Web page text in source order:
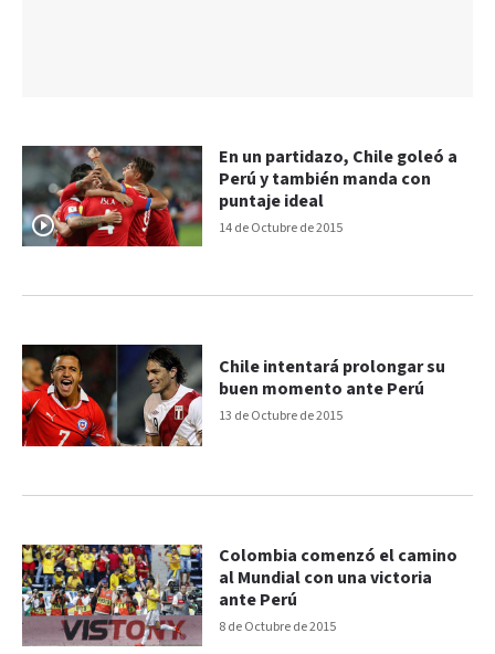
14 de Octubre de 2015
En un partidazo, Chile goleó a
Perú y también manda con
puntaje ideal
13 de Octubre de 2015
Chile intentará prolongar su
buen momento ante Perú
8 de Octubre de 2015
Colombia comenzó el camino
al Mundial con una victoria
ante Perú